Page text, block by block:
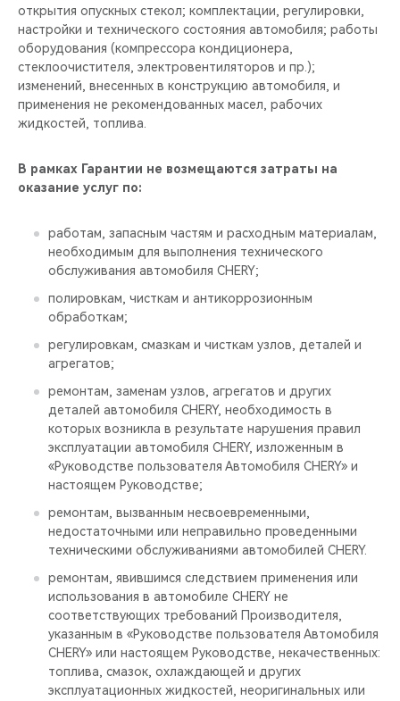
открытия опускных стекол; комплектации, регулировки,
настройки и технического состояния автомобиля; работы
оборудования (компрессора кондиционера,
стеклоочистителя, электровентиляторов и пр.);
изменений, внесенных в конструкцию автомобиля, и
применения не рекомендованных масел, рабочих
жидкостей, топлива.
В рамках Гарантии не возмещаются затраты на
оказание услуг по:
работам, запасным частям и расходным материалам,
необходимым для выполнения технического
обслуживания автомобиля CHERY;
полировкам, чисткам и антикоррозионным
обработкам;
регулировкам, смазкам и чисткам узлов, деталей и
агрегатов;
ремонтам, заменам узлов, агрегатов и других
деталей автомобиля CHERY, необходимость в
которых возникла в результате нарушения правил
эксплуатации автомобиля CHERY, изложенным в
«Руководстве пользователя Автомобиля CHERY» и
настоящем Руководстве;
ремонтам, вызванным несвоевременными,
недостаточными или неправильно проведенными
техническими обслуживаниями автомобилей CHERY.
ремонтам, явившимся следствием применения или
использования в автомобиле CHERY не
соответствующих требований Производителя,
указанным в «Руководстве пользователя Автомобиля
CHERY» или настоящем Руководстве, некачественных:
топлива, смазок, охлаждающей и других
эксплуатационных жидкостей, неоригинальных или